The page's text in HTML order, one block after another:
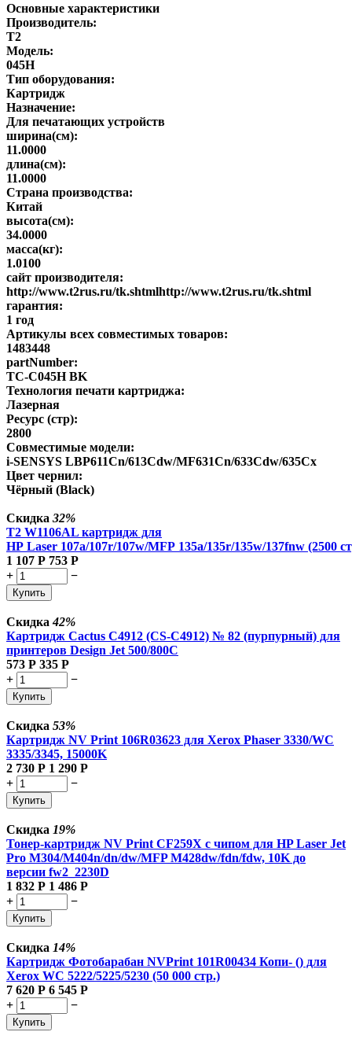
Основные характеристики
Производитель:
T2
Модель:
045H
Тип оборудования:
Картридж
Назначение:
Для печатающих устройств
ширина(см):
11.0000
длина(см):
11.0000
Страна производства:
Китай
высота(см):
34.0000
масса(кг):
1.0100
сайт производителя:
http://www.t2rus.ru/tk.shtmlhttp://www.t2rus.ru/tk.shtml
гарантия:
1 год
Артикулы всех совместимых товаров:
1483448
partNumber:
TC-C045H BK
Технология печати картриджа:
Лазерная
Ресурс (стр):
2800
Совместимые модели:
i-SENSYS LBP611Cn/613Cdw/MF631Cn/633Cdw/635Cx
Цвет чернил:
Чёрный (Black)
Скидка 32%
T2 W1106AL картридж для
HP Laser 107a/107r/107w/MFP 135a/135r/135w/137fnw (2500
1 107 Р 753 Р
+
−
Купить
Скидка42%
Картридж Cactus C4912 (CS-C4912) № 82 (пурпурный) для
принтеров Design Jet 500/800C
573 Р 335 Р
+
−
Купить
Скидка 53%
Картридж NV Print 106R03623 для Xerox Phaser 3330/WC
3335/3345, 15000K
2 730 Р 1 290 Р
+
−
Купить
Скидка 19%
Тонер-картридж NV Print CF259X с чипом для HP Laser Jet
Pro M304/M404n/dn/dw/MFP M428dw/fdn/fdw, 10K до
версии fw2_2230D
1 832 Р 1 486 Р
+
−
Купить
Скидка 14%
Картридж Фотобарабан NVPrint 101R00434 Копи- () для
Xerox WC 5222/5225/5230 (50 000 стр.)
7 620 Р 6 545 Р
+
−
Купить